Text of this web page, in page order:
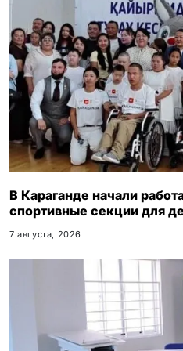
В Караганде начали
спортивные секции для
7 августа, 2026